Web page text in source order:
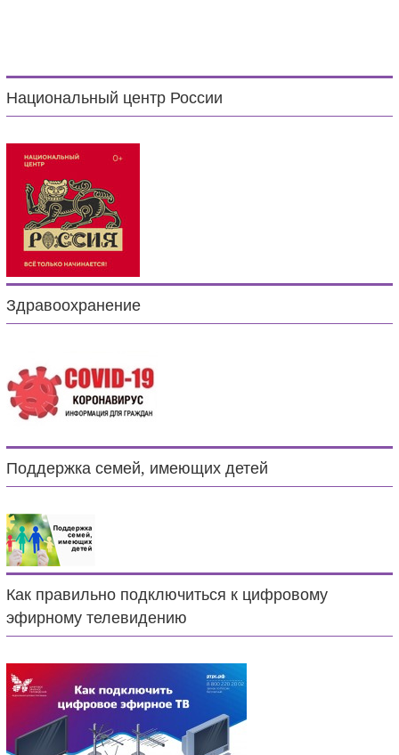
Национальный центр России
Здравоохранение
Поддержка семей, имеющих детей
Как правильно подключиться к цифровому
эфирному телевидению